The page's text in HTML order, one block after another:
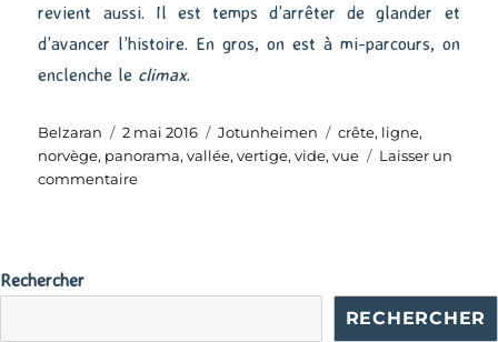
revient aussi. Il est temps d’arrêter de glander et
d’avancer l’histoire. En gros, on est à mi-parcours, on
enclenche le climax.
Auteur
Belzaran
Publié
le
2 mai 2016 Catégories
Jotunheimen Étiquettes
crête, ligne,
norvège, panorama,vallée,vertige,vide,vue
Laisser un
commentairesur
crête
Rechercher
RECHERCHER